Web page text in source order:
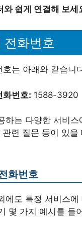
쉽게 연결해 보세
전화번호
호는 아래와 같습니
화번호: 1588-3920
하는 다양한 서비
련 질문 등이 있
화번호
에도 특정 서비스
몇 가지 예시를 들